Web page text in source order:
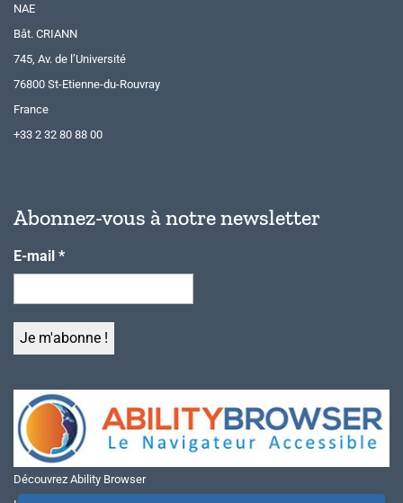
NAE
Bât. CRIANN
745, Av. de l’Université
76800 St-Etienne-du-Rouvray
France
+33 2 32 80 88 00
Abonnez-vous à notre newsletter
E-mail *
Découvrez Ability Browser